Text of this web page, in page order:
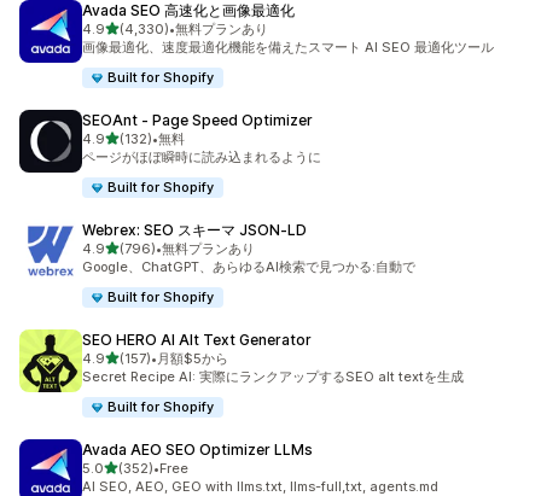
Avada SEO 高速化と画像最適化
4.95つ星中
(4,330)
合計レビュー数：4330件
•無料プランあり
画像最適化、速度最適化機能を備えたスマート AI SEO 最適化ツール
Built for Shopify
SEOAnt ‑ Page Speed Optimizer
4.95つ星中
(132)
合計レビュー数：132件
•無料
ページがほぼ瞬時に読み込まれるように
Built for Shopify
Webrex: SEO スキーマ JSON‑LD
4.95つ星中
(796)
合計レビュー数：796件
•無料プランあり
Google、ChatGPT、あらゆるAI検索で見つかる:自動で
Built for Shopify
SEO HERO AI Alt Text Generator
4.95つ星中
(157)
合計レビュー数：157件
• 月額$5から
Secret Recipe AI: 実際にランクアップするSEO alt textを生成
Built for Shopify
Avada AEO SEO Optimizer LLMs
5.05つ星中
(352)
合計レビュー数：352件
•Free
AI SEO, AEO, GEO with llms.txt, llms-full,txt, agents.md